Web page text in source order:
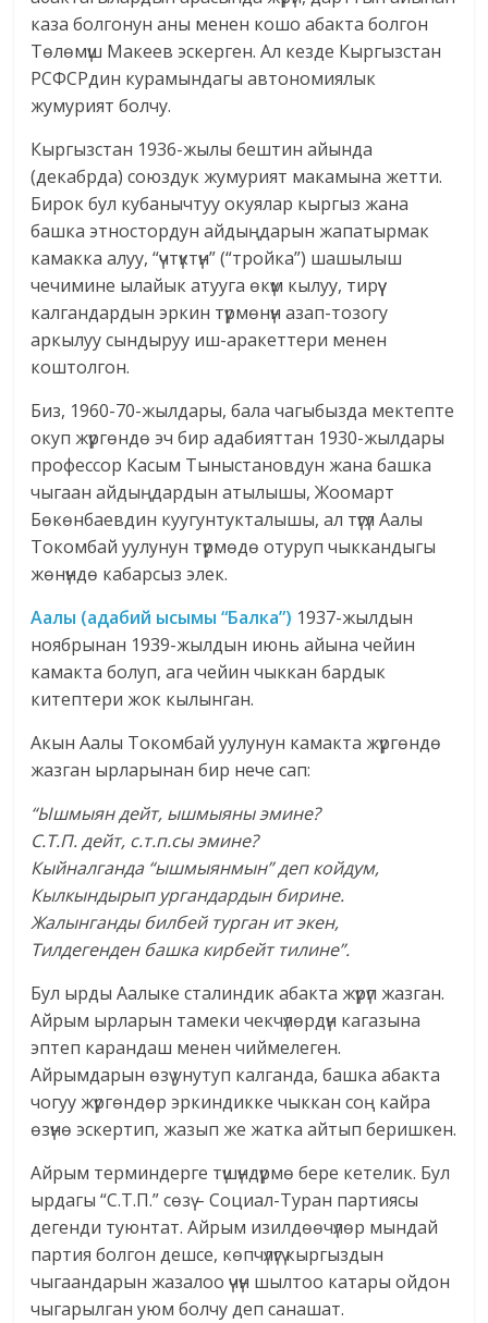
каза болгонун аны менен кошо абакта болгон
Төлөмүш Макеев эскерген. Ал кезде Кыргызстан
РСФСРдин курамындагы автономиялык
жумурият болчу.
Кыргызстан 1936-жылы бештин айында
(декабрда) союздук жумурият макамына жетти.
Бирок бул кубанычтуу окуялар кыргыз жана
башка этностордун айдыңдарын жапатырмак
камакка алуу, “үчтүктүн” (“тройка”) шашылыш
чечимине ылайык атууга өкүм кылуу, тирүү
калгандардын эркин түрмөнүн азап-тозогу
аркылуу сындыруу иш-аракеттери менен
коштолгон.
Биз, 1960-70-жылдары, бала чагыбызда мектепте
окуп жүргөндө эч бир адабияттан 1930-жылдары
профессор Касым Тыныстановдун жана башка
чыгаан айдыңдардын атылышы, Жоомарт
Бөкөнбаевдин куугунтукталышы, ал түгүл Аалы
Токомбай уулунун түрмөдө отуруп чыккандыгы
жөнүндө кабарсыз элек.
Аалы (адабий ысымы “Балка”) 1937-жылдын
ноябрынан 1939-жылдын июнь айына чейин
камакта болуп, ага чейин чыккан бардык
китептери жок кылынган.
Акын Аалы Токомбай уулунун камакта жүргөндө
жазган ырларынан бир нече сап:
“Ышмыян дейт, ышмыяны эмине?
С.Т.П. дейт, с.т.п.сы эмине?
Кыйналганда “ышмыянмын” деп койдум,
Кылкындырып ургандардын бирине.
Жалынганды билбей турган ит экен,
Тилдегенден башка кирбейт тилине”.
Бул ырды Аалыке сталиндик абакта жүрүп жазган.
Айрым ырларын тамеки чекчүлөрдүн кагазына
эптеп карандаш менен чиймелеген.
Айрымдарын өзү унутуп калганда, башка абакта
чогуу жүргөндөр эркиндикке чыккан соң кайра
өзүнө эскертип, жазып же жатка айтып беришкен.
Айрым терминдерге түшүндүрмө бере кетелик. Бул
ырдагы “С.Т.П.” сөзү – Социал-Туран партиясы
дегенди туюнтат. Айрым изилдөөчүлөр мындай
партия болгон дешсе, көпчүлүгү кыргыздын
чыгаандарын жазалоо үчүн шылтоо катары ойдон
чыгарылган уюм болчу деп санашат.